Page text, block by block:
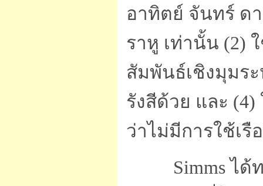
อาทิตย์ จันทร์ ด
ราหู เท่านั้น (2)
สัมพันธ์เชิงมุมร
รังสีด้วย และ
ว่าไม่มีการใช้เรื
Simms ไ